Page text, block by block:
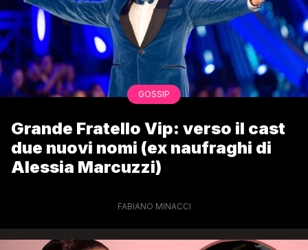
GOSSIP
Grande Fratello Vip: verso il cast
due nuovi nomi (ex naufraghi di
Alessia Marcuzzi)
FABIANO MINACCI